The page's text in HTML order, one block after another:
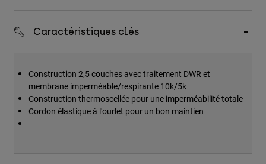
Tous les accessoires
Chapeaux et Casquettes
Voir tout
Caractéristiques clés
Construction 2,5 couches avec traitement DWR et
membrane imperméable/respirante 10k/5k
Construction thermoscellée pour une imperméabilité totale
Cordon élastique à l'ourlet pour un bon maintien